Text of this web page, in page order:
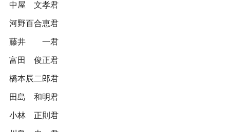
中屋 文孝君
河野百合恵君
藤井 一君
富田 俊正君
橋本辰二郎君
田島 和明君
小林 正則君